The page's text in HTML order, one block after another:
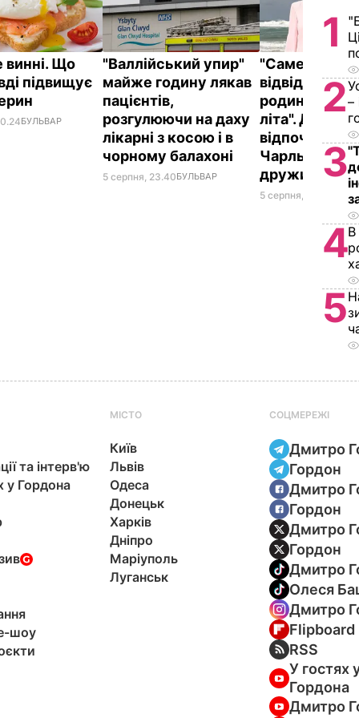
винні. Що
підвищує
БУЛЬВАР
"Валлійський упир"
майже годину лякав
пацієнтів,
розгулюючи на даху
лікарні з косою і в
чорному балахоні
5 серпня, 23.40БУЛЬВАР
"Саме там
відвідують
родини
літа". Де
Чарльз III і
дружина
5 серпня, 20.33
1
2–
3
4В
5
та інтерв'ю
у Гордона
шоу
МІСТО
Київ
Львів
Одеса
Донецьк
Харків
Дніпро
Маріуполь
Луганськ
СОЦМЕРЕЖІ
Дмитро
Гордон
Дмитро
Гордон
Дмитро
Гордон
Дмитро
Олеся
Дмитро
Flipboard
RSS
У гостях
Гордона
Дмитро